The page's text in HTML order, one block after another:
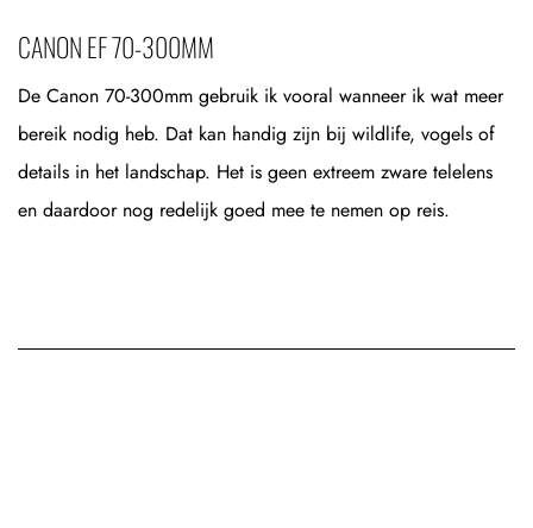
CANON EF 70-300MM
De Canon 70-300mm gebruik ik vooral wanneer ik wat meer
bereik nodig heb. Dat kan handig zijn bij wildlife, vogels of
details in het landschap. Het is geen extreem zware telelens
en daardoor nog redelijk goed mee te nemen op reis.